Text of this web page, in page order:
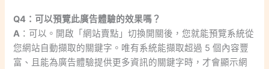
Q4：可以預覽此廣告體驗的效果嗎？
A ：可以。開啟「網站賣點」切換開關後，您就能預覽系統從
您網站自動擷取的關鍵字。唯有系統能擷取超過 5 個內容豐
富、且能為廣告體驗提供更多資訊的關鍵字時，才會顯示網